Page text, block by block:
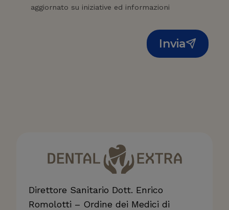
aggiornato su iniziative ed informazioni
Invia
Direttore Sanitario Dott. Enrico
Romolotti – Ordine dei Medici di